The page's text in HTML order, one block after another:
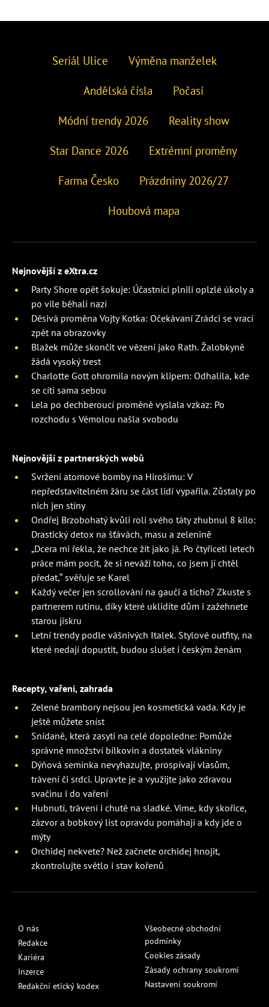
Seriál Ulice Výměna manželek
Andělská čísla Počasí
Módní trendy 2026 Reality show
Star Dance 2026 Extrémní proměny
Farma Česko Prázdniny 2026/27
Houbová mapa
Nejnovější z eXtra.cz
Party Shore opět šokuje: Účastníci plnili oplzlé úkoly a
po vile běhali nazí
Děsivá proměna Vojty Kotka: Očekávaní Zrádci se vrací
zpět na obrazovky
Blažek může skončit ve vězení jako Rath. Žalobkyně
žádá vysoký trest
Charlotte Gott ohromila novým klipem: Odhalila, kde
se cítí sama sebou
Lela po dechberoucí proměně vyslala vzkaz: Po
rozchodu s Vémolou našla svobodu
Nejnovější z partnerských webů
Svržení atomové bomby na Hirošimu: V
nepředstavitelném žáru se část lidí vypařila. Zůstaly po
nich jen stíny
Ondřej Brzobohatý kvůli roli svého táty zhubnul 8 kilo:
Drastický detox na šťávách, masu a zelenině
„Dcera mi řekla, že nechce žít jako já. Po čtyřiceti letech
práce mám pocit, že si neváží toho, co jsem jí chtěl
předat,“ svěřuje se Karel
Každý večer jen scrollování na gauči a ticho? Zkuste s
partnerem rutinu, díky které uklidíte dům i zažehnete
starou jiskru
Letní trendy podle vášnivých Italek. Stylové outfity, na
které nedají dopustit, budou slušet i českým ženám
Recepty, vaření, zahrada
Zelené brambory nejsou jen kosmetická vada. Kdy je
ještě můžete sníst
Snídaně, která zasytí na celé dopoledne: Pomůže
správné množství bílkovin a dostatek vlákniny
Dýňová semínka nevyhazujte, prospívají vlasům,
trávení či srdci. Upravte je a využijte jako zdravou
svačinu i do vaření
Hubnutí, trávení i chutě na sladké. Víme, kdy skořice,
zázvor a bobkový list opravdu pomáhají a kdy jde o
mýty
Orchidej nekvete? Než začnete orchidej hnojit,
zkontrolujte světlo i stav kořenů
O nás
Redakce
Kariéra
Inzerce
Redakční etický kodex
Všeobecné obchodní
podmínky
Cookies zásady
Zásady ochrany soukromí
Nastavení soukromí